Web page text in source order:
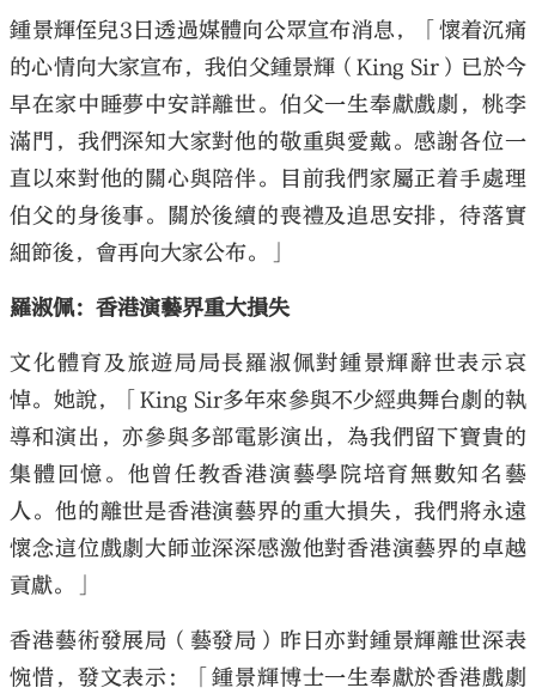
鍾景輝侄兒3日透過媒體向公眾宣布消息，「懷着沉痛
的心情向大家宣布，我伯父鍾景輝（King Sir）已於今
早在家中睡夢中安詳離世。伯父一生奉獻戲劇，桃李
滿門，我們深知大家對他的敬重與愛戴。感謝各位一
直以來對他的關心與陪伴。目前我們家屬正着手處理
伯父的身後事。關於後續的喪禮及追思安排，待落實
細節後，會再向大家公布。」
羅淑佩：香港演藝界重大損失
文化體育及旅遊局局長羅淑佩對鍾景輝辭世表示哀
悼。她說，「King Sir多年來參與不少經典舞台劇的執
導和演出，亦參與多部電影演出，為我們留下寶貴的
集體回憶。他曾任教香港演藝學院培育無數知名藝
人。他的離世是香港演藝界的重大損失，我們將永遠
懷念這位戲劇大師並深深感激他對香港演藝界的卓越
貢獻。」
香港藝術發展局（藝發局）昨日亦對鍾景輝離世深表
惋惜，發文表示：「鍾景輝博士一生奉獻於香港戲劇